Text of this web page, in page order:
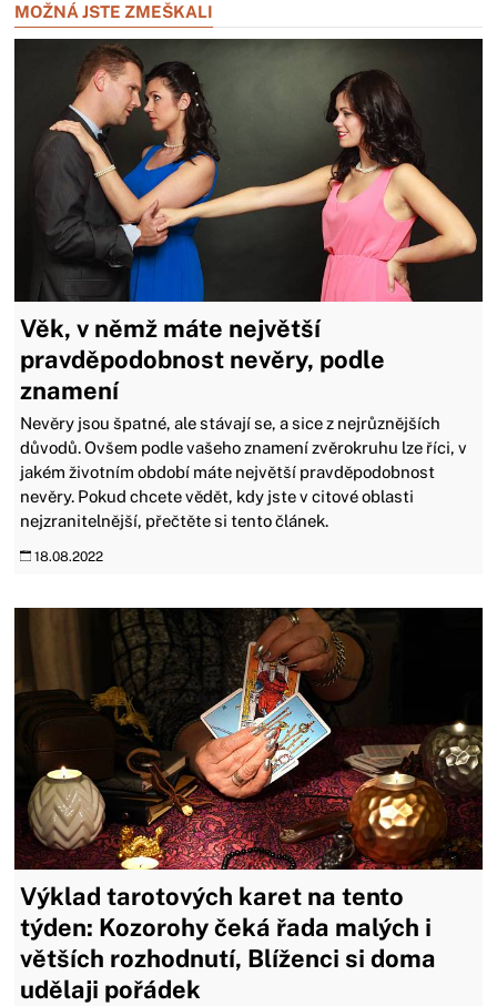
MOŽNÁ JSTE ZMEŠKALI
Věk, v němž máte největší
pravděpodobnost nevěry, podle
znamení
Nevěry jsou špatné, ale stávají se, a sice z nejrůznějších
důvodů. Ovšem podle vašeho znamení zvěrokruhu lze říci, v
jakém životním období máte největší pravděpodobnost
nevěry. Pokud chcete vědět, kdy jste v citové oblasti
nejzranitelnější, přečtěte si tento článek.
18.08.2022
Výklad tarotových karet na tento
týden: Kozorohy čeká řada malých i
větších rozhodnutí, Blíženci si doma
udělaji pořádek